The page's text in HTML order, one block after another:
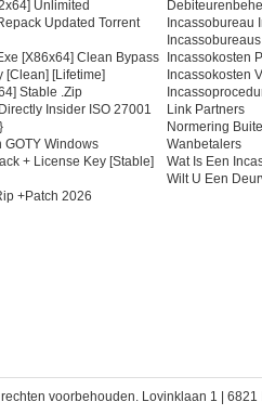
Unlimited
Updated Torrent
[x86x64] Clean Bypass
[Clean] [Lifetime]
Stable .zip
Insider ISO 27001
GOTY Windows
+ License Key [Stable]
+Patch 2026
Incassobureau
Incassobureaus
Incassokosten
Incassokosten
Link Partners
Normering
Wanbetalers
Wat Is Een
Wilt U Een
voorbehouden. Lovinklaan 1 | 6821